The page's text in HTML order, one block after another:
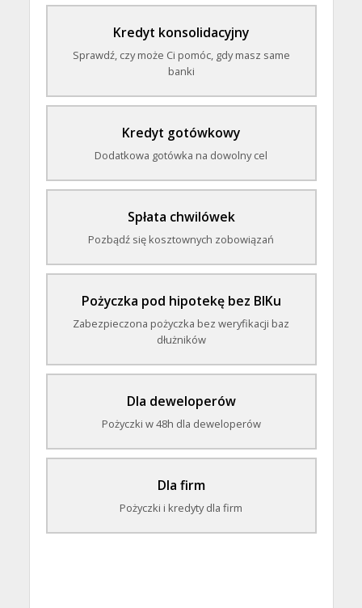
Kredyt konsolidacyjny
Sprawdź, czy może Ci pomóc, gdy masz same
banki
Kredyt gotówkowy
Dodatkowa gotówka na dowolny cel
Spłata chwilówek
Pozbądź się kosztownych zobowiązań
Pożyczka pod hipotekę bez BIKu
Zabezpieczona pożyczka bez weryfikacji baz
dłużników
Dla deweloperów
Pożyczki w 48h dla deweloperów
Dla firm
Pożyczki i kredyty dla firm